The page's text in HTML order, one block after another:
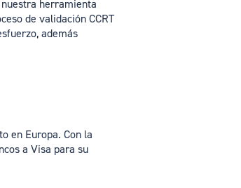
herramienta
de validación CCRT
además
en Europa. Con la
a Visa para su